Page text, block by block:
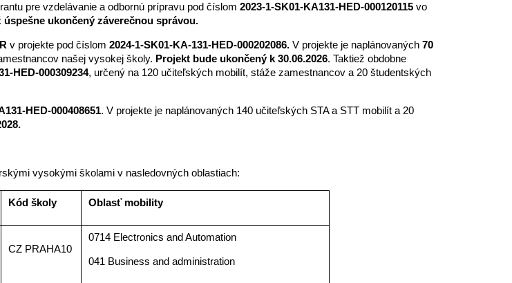
pre vzdelávanie a odbornú prípravu pod číslom 2023-1-SK01-KA131-HED-000120115 vo
ukončený záverečnou správou.
v projekte pod číslom 2024-1-SK01-KA-131-HED-000202086. V projekte je naplánovaných 70
našej vysokej školy. Projekt bude ukončený k 30.06.2026. Taktiež obdobne
HED-000309234, určený na 120 učiteľských mobilít, stáže zamestnancov a 20 študentských
HED-000408651. V projekte je naplánovaných 140 učiteľských STA a STT mobilít a 20
vysokými školami v nasledovných oblastiach:
Kód školy Oblasť mobility
CZ PRAHA10
0714 Electronics and Automation
041 Business and administration